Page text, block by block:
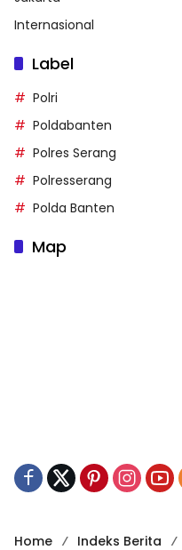
Internasional
Label
Polri
Poldabanten
Polres Serang
Polresserang
Polda Banten
Map
Home Indeks Berita